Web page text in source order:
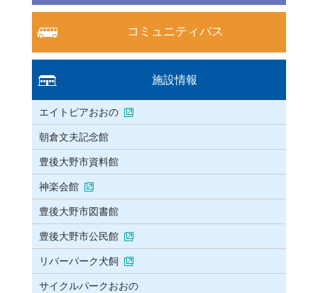
コミュニティバス
施設情報
エイトピアおおの
朝倉文夫記念館
豊後大野市資料館
神楽会館
豊後大野市図書館
豊後大野市公民館
リバーパーク犬飼
サイクルパークおおの